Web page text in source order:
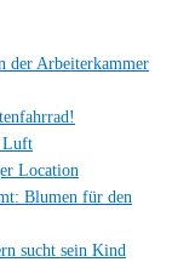
der Arbeiterkammer
Luft
Location
Blumen für den
sucht sein Kind